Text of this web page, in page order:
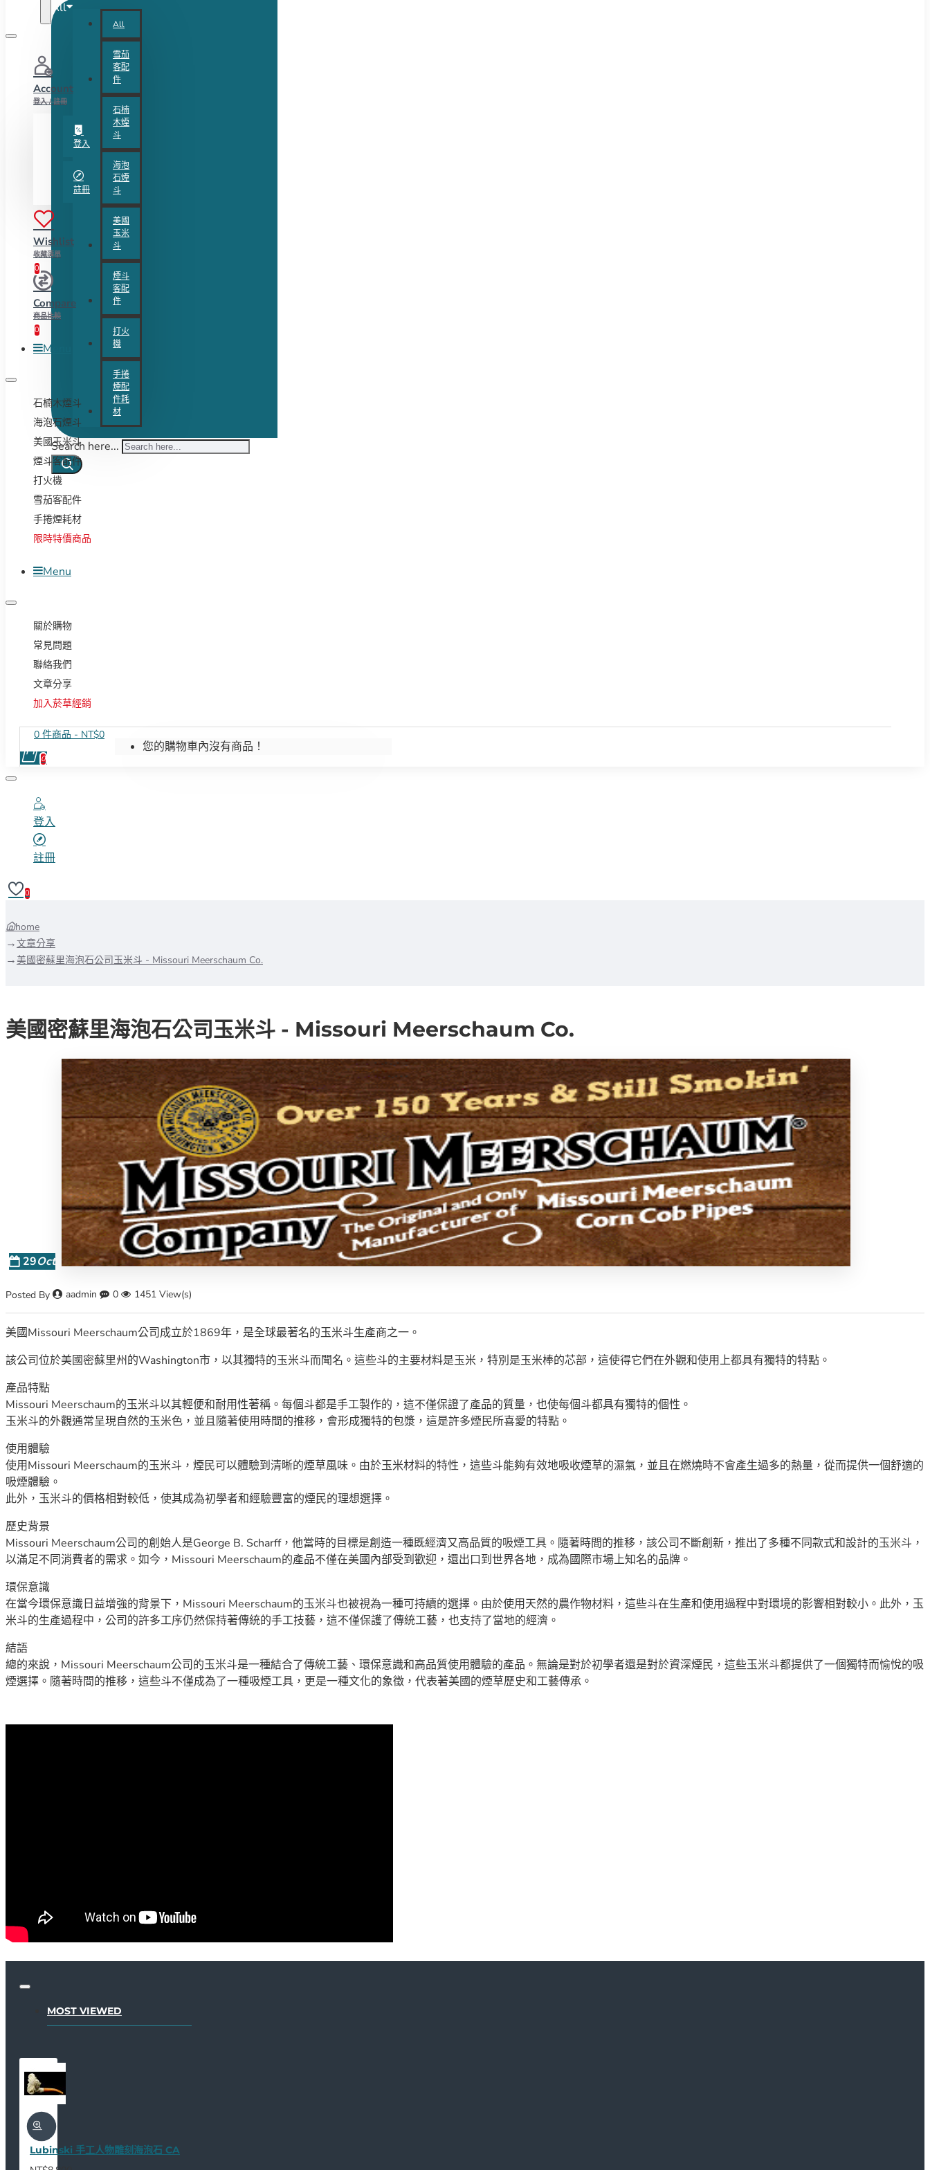
All
All
雪茄
客配
件
石楠
木煙
斗
海泡
石煙
斗
美國
玉米
斗
煙斗
客配
件
打火
機
手捲
煙配
件耗
材
Search here...
Account
登入 / 註冊
登入
註冊
Wishlist
收藏清單
0
Compare
商品比較
0
Menu
石楠木煙斗
海泡石煙斗
美國玉米斗
煙斗客配件
打火機
雪茄客配件
手捲煙耗材
限時特價商品
Menu
關於購物
常見問題
聯絡我們
文章分享
加入菸草經銷
0 件商品 - NT$0
0
您的購物車內沒有商品！
登入
註冊
0
home
文章分享
美國密蘇里海泡石公司玉米斗 - Missouri Meerschaum Co.
美國密蘇里海泡石公司玉米斗 - Missouri Meerschaum Co.
29Oct
Posted By aadmin 0 1451 View(s)
美國Missouri Meerschaum公司成立於1869年，是全球最著名的玉米斗生產商之一。
該公司位於美國密蘇里州的Washington市，以其獨特的玉米斗而聞名。這些斗的主要材料是玉米，特別是玉米棒的芯部，這使得它們在外觀和使用上都具有獨特的特點。
產品特點
Missouri Meerschaum的玉米斗以其輕便和耐用性著稱。每個斗都是手工製作的，這不僅保證了產品的質量，也使每個斗都具有獨特的個性。
玉米斗的外觀通常呈現自然的玉米色，並且隨著使用時間的推移，會形成獨特的包漿，這是許多煙民所喜愛的特點。
使用體驗
使用Missouri Meerschaum的玉米斗，煙民可以體驗到清晰的煙草風味。由於玉米材料的特性，這些斗能夠有效地吸收煙草的濕氣，並且在燃燒時不會產生過多的熱量，從而提供一個舒適的
吸煙體驗。
此外，玉米斗的價格相對較低，使其成為初學者和經驗豐富的煙民的理想選擇。
歷史背景
Missouri Meerschaum公司的創始人是George B. Scharff，他當時的目標是創造一種既經濟又高品質的吸煙工具。隨著時間的推移，該公司不斷創新，推出了多種不同款式和設計的玉米斗，
以滿足不同消費者的需求。如今，Missouri Meerschaum的產品不僅在美國內部受到歡迎，還出口到世界各地，成為國際市場上知名的品牌。
環保意識
在當今環保意識日益增強的背景下，Missouri Meerschaum的玉米斗也被視為一種可持續的選擇。由於使用天然的農作物材料，這些斗在生產和使用過程中對環境的影響相對較小。此外，玉
米斗的生產過程中，公司的許多工序仍然保持著傳統的手工技藝，這不僅保護了傳統工藝，也支持了當地的經濟。
結語
總的來說，Missouri Meerschaum公司的玉米斗是一種結合了傳統工藝、環保意識和高品質使用體驗的產品。無論是對於初學者還是對於資深煙民，這些玉米斗都提供了一個獨特而愉悅的吸
煙選擇。隨著時間的推移，這些斗不僅成為了一種吸煙工具，更是一種文化的象徵，代表著美國的煙草歷史和工藝傳承。
MOST VIEWED
Lubinski 手工人物雕刻海泡石 CA